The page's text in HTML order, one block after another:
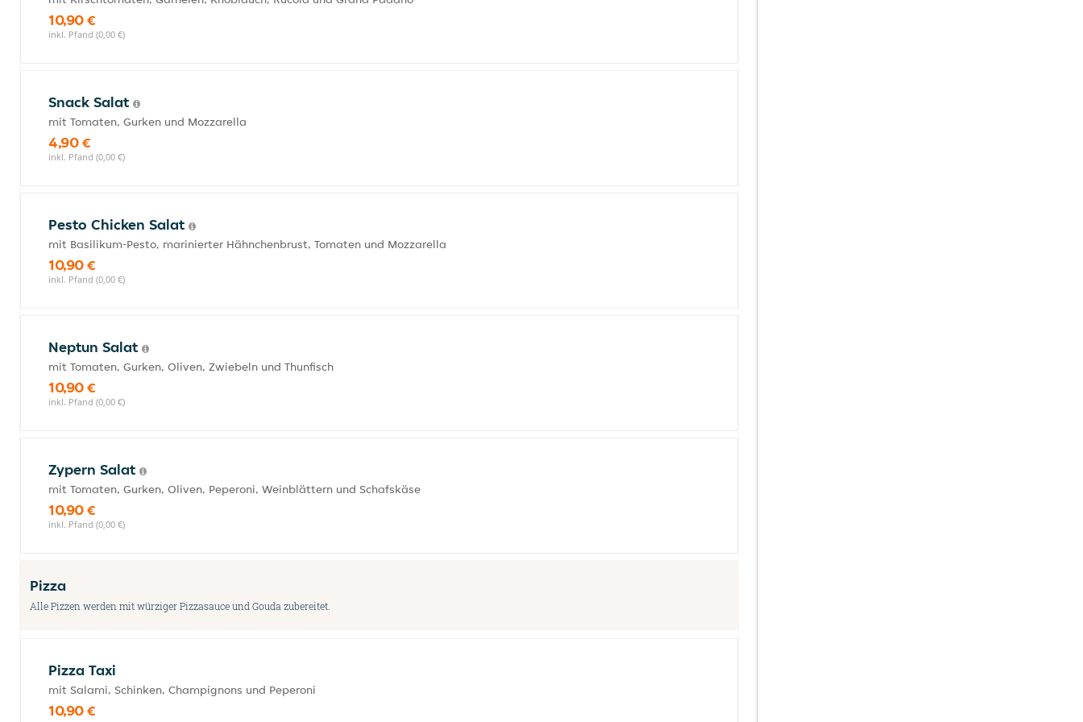
10,90 €
inkl. Pfand (0,00 €)
Snack Salat
mit Tomaten, Gurken und Mozzarella
4,90 €
inkl. Pfand (0,00 €)
Pesto Chicken Salat
mit Basilikum-Pesto, marinierter Hähnchenbrust, Tomaten und Mozzarella
10,90 €
inkl. Pfand (0,00 €)
Neptun Salat
mit Tomaten, Gurken, Oliven, Zwiebeln und Thunfisch
10,90 €
inkl. Pfand (0,00 €)
Zypern Salat
mit Tomaten, Gurken, Oliven, Peperoni, Weinblättern und Schafskäse
10,90 €
inkl. Pfand (0,00 €)
Pizza
Alle Pizzen werden mit würziger Pizzasauce und Gouda zubereitet.
Pizza Taxi
mit Salami, Schinken, Champignons und Peperoni
10,90 €